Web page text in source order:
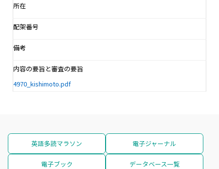
所在
配架番号
備考
内容の要旨と審査の要旨
4970_kishimoto.pdf
英語多読マラソン 電子ジャーナル
電子ブック データベース一覧